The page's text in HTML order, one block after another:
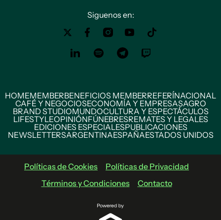
Siguenos en:
HOMEMEMBERBENEFICIOS MEMBERREFERÍNACIONAL
CAFÉ Y NEGOCIOSECONOMÍA Y EMPRESASAGRO
BRAND STUDIOMUNDOCULTURA Y ESPECTÁCULOS
LIFESTYLEOPINIÓNFÚNEBRESREMATES Y LEGALES
EDICIONES ESPECIALESPUBLICACIONES
NEWSLETTERSARGENTINAESPAÑAESTADOS UNIDOS
Políticas de Cookies
Políticas de Privacidad
Términos y Condiciones
Contacto